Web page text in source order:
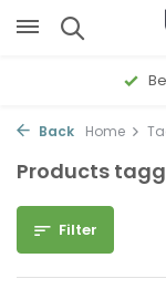
Back Home
Products
Filter